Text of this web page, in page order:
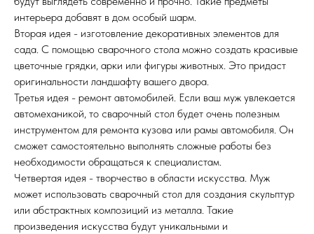
интерьера добавят в дом особый шарм.
Вторая идея - изготовление декоративных элементов для
сада. С помощью сварочного стола можно создать красивые
цветочные грядки, арки или фигуры животных. Это придаст
оригинальности ландшафту вашего двора.
Третья идея - ремонт автомобилей. Если ваш муж увлекается
автомеханикой, то сварочный стол будет очень полезным
инструментом для ремонта кузова или рамы автомобиля. Он
сможет самостоятельно выполнять сложные работы без
необходимости обращаться к специалистам.
Четвертая идея - творчество в области искусства. Муж
может использовать сварочный стол для создания скульптур
или абстрактных композиций из металла. Такие
произведения искусства будут уникальными и